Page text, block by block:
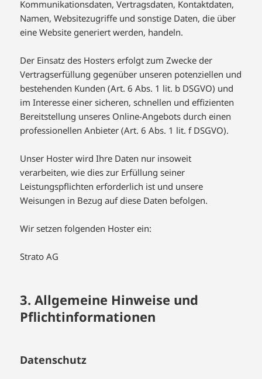
Kommunikationsdaten, Vertragsdaten, Kontaktdaten,
Namen, Websitezugriffe und sonstige Daten, die über
eine Website generiert werden, handeln.
Der Einsatz des Hosters erfolgt zum Zwecke der
Vertragserfüllung gegenüber unseren potenziellen und
bestehenden Kunden (Art. 6 Abs. 1 lit. b DSGVO) und
im Interesse einer sicheren, schnellen und effizienten
Bereitstellung unseres Online-Angebots durch einen
professionellen Anbieter (Art. 6 Abs. 1 lit. f DSGVO).
Unser Hoster wird Ihre Daten nur insoweit
verarbeiten, wie dies zur Erfüllung seiner
Leistungspflichten erforderlich ist und unsere
Weisungen in Bezug auf diese Daten befolgen.
Wir setzen folgenden Hoster ein:
Strato AG
3. Allgemeine Hinweise und
Pflicht­informationen
Datenschutz